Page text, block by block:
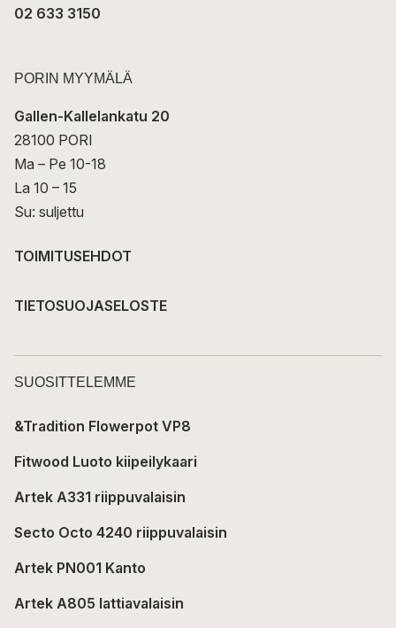
02 633 3150
PORIN MYYMÄLÄ
Gallen-Kallelankatu 20
28100 PORI
Ma – Pe 10-18
La 10 – 15
Su: suljettu
TOIMITUSEHDOT
TIETOSUOJASELOSTE
SUOSITTELEMME
&Tradition Flowerpot VP8
Fitwood Luoto kiipeilykaari
Artek A331 riippuvalaisin
Secto Octo 4240 riippuvalaisin
Artek PN001 Kanto
Artek A805 lattiavalaisin